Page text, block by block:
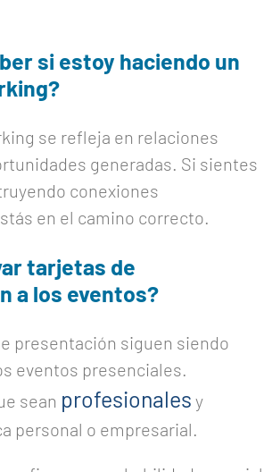
si estoy haciendo un
se refleja en relaciones
generadas. Si sientes
conexiones
en el camino correcto.
tarjetas de
a los eventos?
presentación siguen siendo
eventos presenciales.
sean profesionales y
personal o empresarial.